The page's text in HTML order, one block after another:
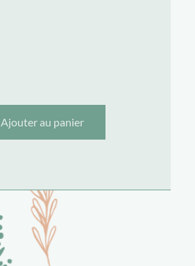
Ajouter au panier